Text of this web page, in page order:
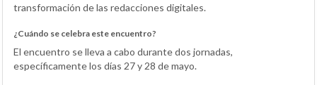
transformación de las redacciones digitales.
¿Cuándo se celebra este encuentro?
El encuentro se lleva a cabo durante dos jornadas,
específicamente los días 27 y 28 de mayo.